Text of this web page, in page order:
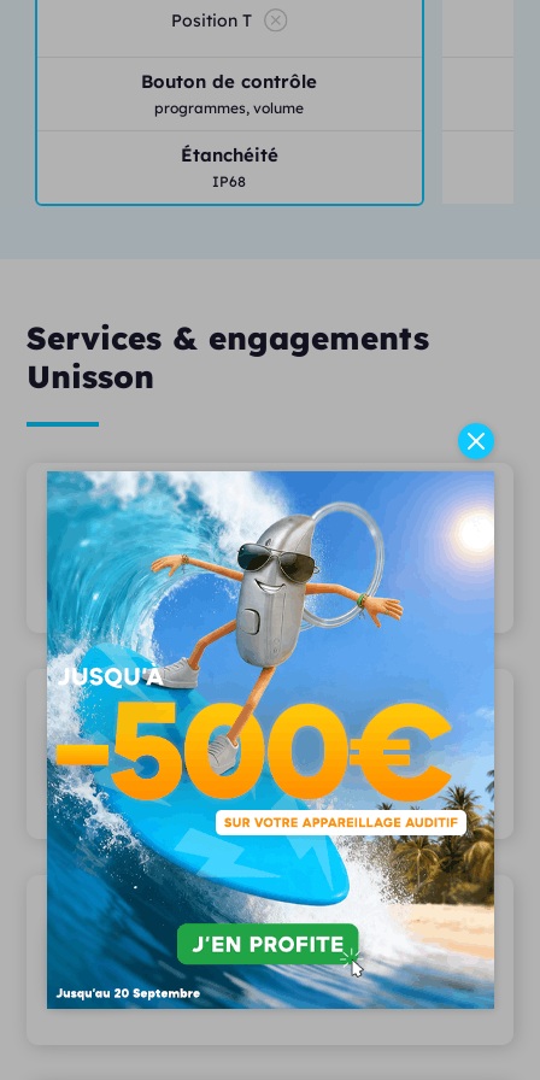
Position T
Bouton de contrôle
programmes, volume
Étanchéité
IP68
Services & engagements
Unisson
20 ans d'expertise
Depuis 2006, plus 15 000 patients nous
font confiance
Une équipe pluridisciplinaire
Des audioprothésistes diplômés,
assistant(e)s et techniciens à votre écoute
Une audioprothèse plus éthique
Les tarifs des appareils haut de gamme
les moins chers du marché